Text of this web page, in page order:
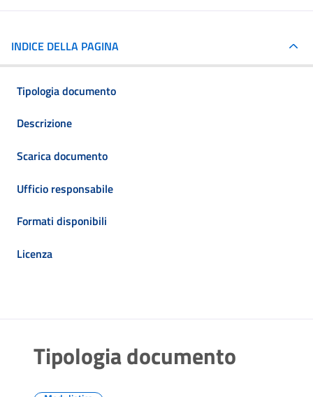
INDICE DELLA PAGINA
Tipologia documento
Descrizione
Scarica documento
Ufficio responsabile
Formati disponibili
Licenza
Tipologia documento